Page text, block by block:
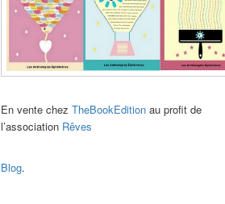
En vente chez TheBookEdition au profit de
l’association Rêves
Blog.